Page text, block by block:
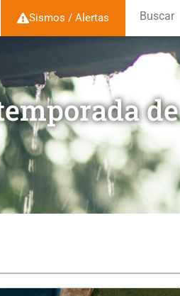
Sismos / Alertas Buscar
de